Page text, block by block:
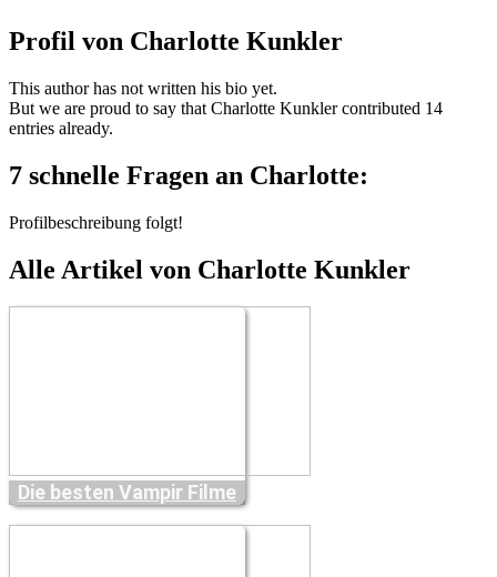
Profil von Charlotte Kunkler
This author has not written his bio yet.
But we are proud to say that Charlotte Kunklercontributed 14
entries already.
7 schnelle Fragen an Charlotte:
Profilbeschreibung folgt!
Alle Artikel von Charlotte Kunkler
Die besten Vampir Filme